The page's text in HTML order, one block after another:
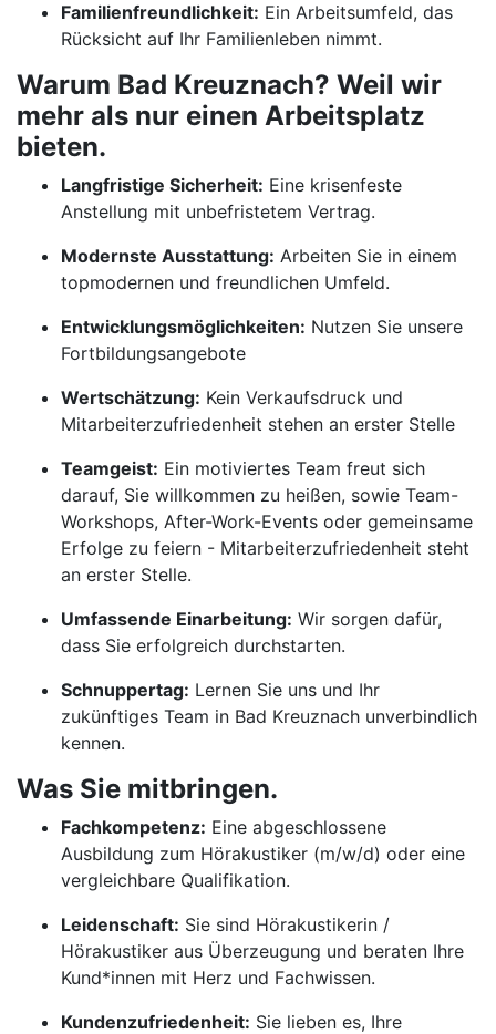
Familienfreundlichkeit: Ein Arbeitsumfeld, das
Rücksicht auf Ihr Familienleben nimmt.
Warum Bad Kreuznach? Weil wir
mehr als nur einen Arbeitsplatz
bieten.
Langfristige Sicherheit: Eine krisenfeste
Anstellung mit unbefristetem Vertrag.
Modernste Ausstattung: Arbeiten Sie in einem
topmodernen und freundlichen Umfeld.
Entwicklungsmöglichkeiten: Nutzen Sie unsere
Fortbildungsangebote
Wertschätzung: Kein Verkaufsdruck und
Mitarbeiterzufriedenheit stehen an erster Stelle
Teamgeist: Ein motiviertes Team freut sich
darauf, Sie willkommen zu heißen, sowie Team-
Workshops, After-Work-Events oder gemeinsame
Erfolge zu feiern - Mitarbeiterzufriedenheit steht
an erster Stelle.
Umfassende Einarbeitung: Wir sorgen dafür,
dass Sie erfolgreich durchstarten.
Schnuppertag: Lernen Sie uns und Ihr
zukünftiges Team in Bad Kreuznach unverbindlich
kennen.
Was Sie mitbringen.
Fachkompetenz: Eine abgeschlossene
Ausbildung zum Hörakustiker (m/w/d) oder eine
vergleichbare Qualifikation.
Leidenschaft: Sie sind Hörakustikerin /
Hörakustiker aus Überzeugung und beraten Ihre
Kund*innen mit Herz und Fachwissen.
Kundenzufriedenheit: Sie lieben es, Ihre